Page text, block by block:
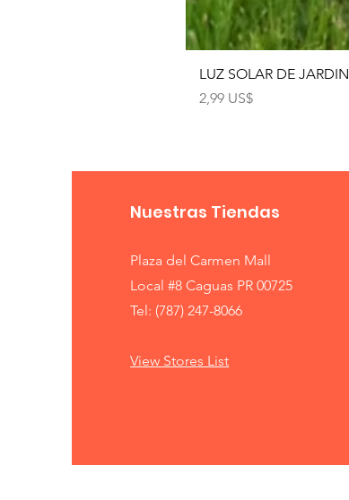
LUZ SOLAR DE JARDIN
Precio
2,99 US$
Nuestras Tiendas
Plaza del Carmen Mall
Local #8 Caguas PR 00725
Tel: (787) 247-8066
View Stores List